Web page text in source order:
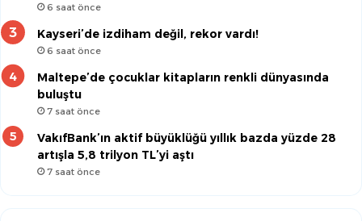
6 saat önce
Kayseri’de izdiham değil, rekor vardı!
6 saat önce
Maltepe’de çocuklar kitapların renkli dünyasında
buluştu
7 saat önce
VakıfBank’ın aktif büyüklüğü yıllık bazda yüzde 28
artışla 5,8 trilyon TL’yi aştı
7 saat önce